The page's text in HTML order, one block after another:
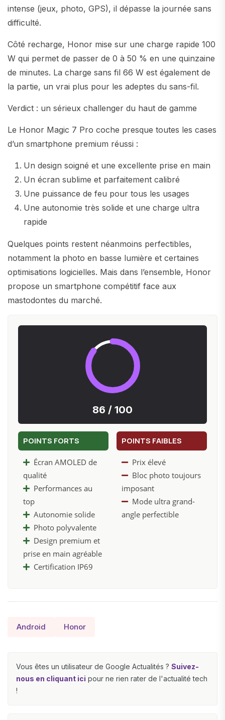
intense (jeux, photo, GPS), il dépasse la journée sans
difficulté.
Côté recharge, Honor mise sur une charge rapide 100
W qui permet de passer de 0 à 50 % en une quinzaine
de minutes. La charge sans fil 66 W est également de
la partie, un vrai plus pour les adeptes du sans-fil.
Verdict : un sérieux challenger du haut de gamme
Le Honor Magic 7 Pro coche presque toutes les cases
d’un smartphone premium réussi :
Un design soigné et une excellente prise en main
Un écran sublime et parfaitement calibré
Une puissance de feu pour tous les usages
Une autonomie très solide et une charge ultra
rapide
Quelques points restent néanmoins perfectibles,
notamment la photo en basse lumière et certaines
optimisations logicielles. Mais dans l’ensemble, Honor
propose un smartphone compétitif face aux
mastodontes du marché.
86 / 100
POINTS FORTS
Écran AMOLED de
qualité
Performances au
top
Autonomie solide
Photo polyvalente
Design premium et
prise en main agréable
Certification IP69
POINTS FAIBLES
Prix élevé
Bloc photo toujours
imposant
Mode ultra grand-
angle perfectible
Android Honor
Vous êtes un utilisateur de Google Actualités ? Suivez-
nous en cliquant ici pour ne rien rater de l'actualité tech
!